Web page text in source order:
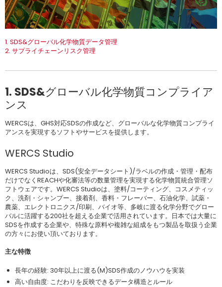
1. SDS&グローバル化学物質データ管理
2. サプライチェーンリスク管理
1. SDS&グローバル化学物質コンプライア
ンス
WERCSは、GHS対応SDSの作成など、グローバルな化学物質コンプライ
アンスを実現するソフトやサービスを提供します。
WERCS Studio
WERCS Studioは、SDS(安全データシート)/ラベルの作成・管理・配布
だけでなくREACHや化審法等の数量管理を実現する化学物質統合管理ソ
フトウェアです。WERCS Studioは、塗料/コーティング、コスメティッ
ク、洗剤・シャンプー、接着剤、香料・フレーバー、石油化学、試薬・
農薬、エレクトロニクス/印刷、バイオ等、多岐に渡る化学分野でグロー
バルに活躍する200社を超える企業で活用されています。日本では大量に
SDSを作成する企業や、特殊な原料や複雑な組成をもつ製品を取扱う企業
の方々にお使い頂いております。
主な特徴
長年の経験: 30年以上に渡る(M)SDS作成のノウハウを実装
高い自由度: こだわりを反映できるデータ構造とルール